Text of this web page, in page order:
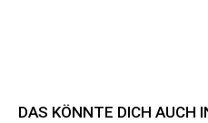
DAS KÖNNTE DICH AUCH